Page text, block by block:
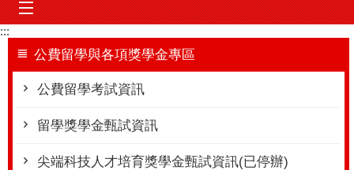
mobile_menu
:::
公費留學與各項獎學金專區
公費留學考試資訊
留學獎學金甄試資訊
尖端科技人才培育獎學金甄試資訊(已停辦)